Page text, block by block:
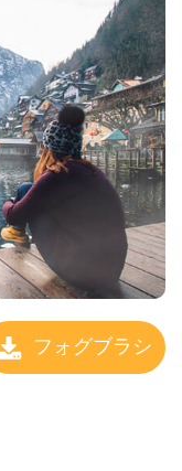
フォグブラシ